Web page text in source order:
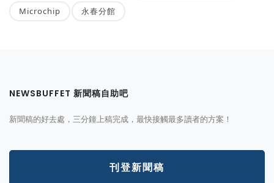
Microchip 永春分館
NEWSBUFFET 新聞稿自助吧
新聞稿的好去處，三分鐘上稿完成，最快接觸最多讀者的方案！
刊登新聞稿